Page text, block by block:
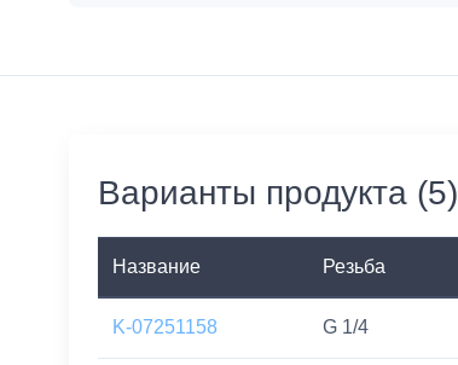
Варианты продукта (5)
Название Резьба
K-07251158 G 1/4